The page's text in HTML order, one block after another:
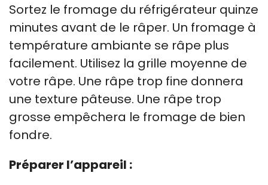
Sortez le fromage du réfrigérateur quinze
minutes avant de le râper. Un fromage à
température ambiante se râpe plus
facilement. Utilisez la grille moyenne de
votre râpe. Une râpe trop fine donnera
une texture pâteuse. Une râpe trop
grosse empêchera le fromage de bien
fondre.
Préparer l’appareil :